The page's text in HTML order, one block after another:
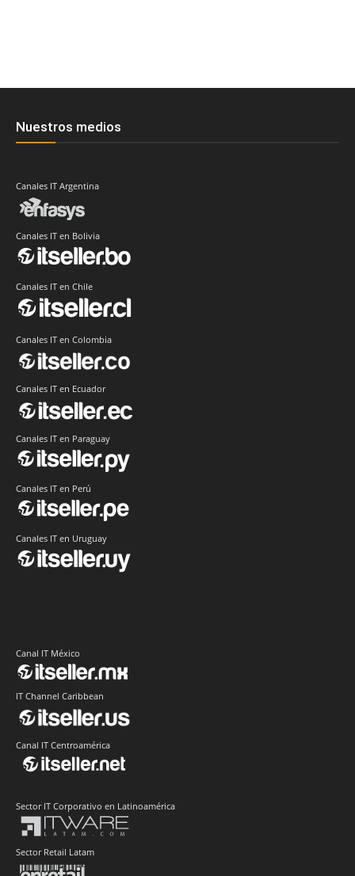
Nuestros medios
Canales IT Argentina
Canales IT en Bolivia
Canales IT en Chile
Canales IT en Colombia
Canales IT en Ecuador
Canales IT en Paraguay
Canales IT en Perú
Canales IT en Uruguay
Canal IT México
IT Channel Caribbean
Canal IT Centroamérica
Sector IT Corporativo en Latinoamérica
Sector Retail Latam